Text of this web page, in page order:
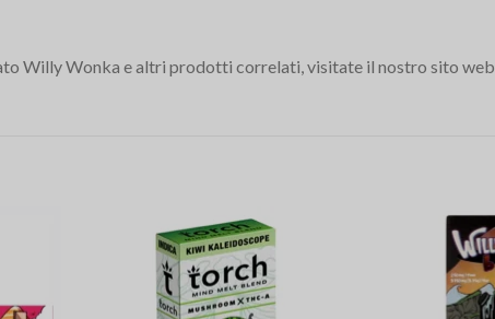
Willy Wonka e altri prodotti correlati, visitate il nostro sito web